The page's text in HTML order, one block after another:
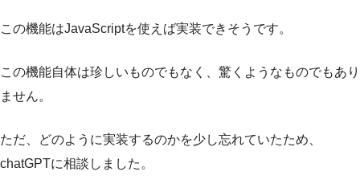
この機能はJavaScriptを使えば実装できそうです。
この機能自体は珍しいものでもなく、驚くようなものでもあり
ません。
ただ、どのように実装するのかを少し忘れていたため、
chatGPTに相談しました。